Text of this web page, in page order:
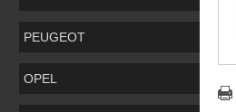
PEUGEOT
OPEL